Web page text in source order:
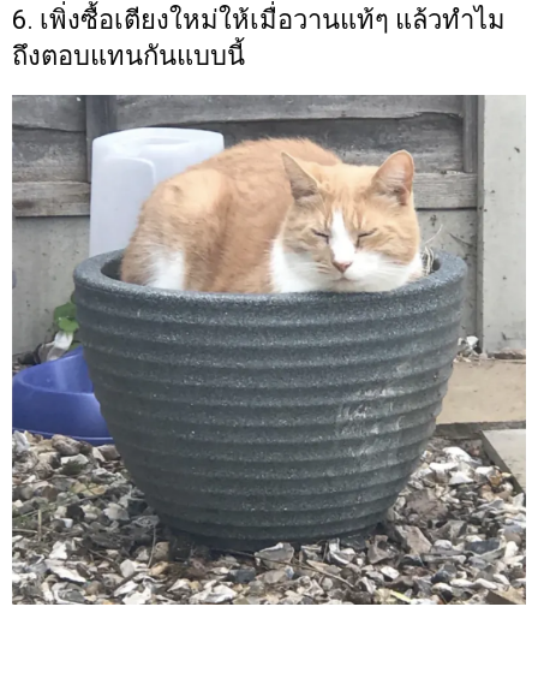
6. เพิ่งซื้อเตียงใหม่ให้เมื่อวานแท้ๆ แล้วทำไม
ถึงตอบแทนกันแบบนี้